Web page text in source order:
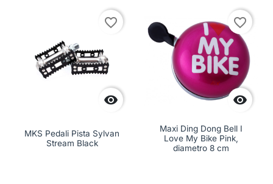

favorite_border
MKS Pedali Pista Sylvan
Stream Black

favorite_border
Maxi Ding Dong Bell I
Love My Bike Pink,
diametro 8 cm